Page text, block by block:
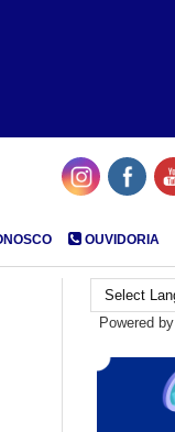
OUVIDORIA
Powered by